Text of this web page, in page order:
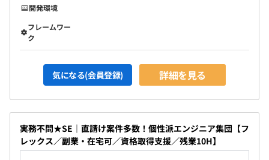
開発環境
フレームワー
ク
気になる(会員登録) 詳細を見る
実務不問★SE｜直請け案件多数！個性派エンジニア集団【フ
レックス／副業・在宅可／資格取得支援／残業10H】